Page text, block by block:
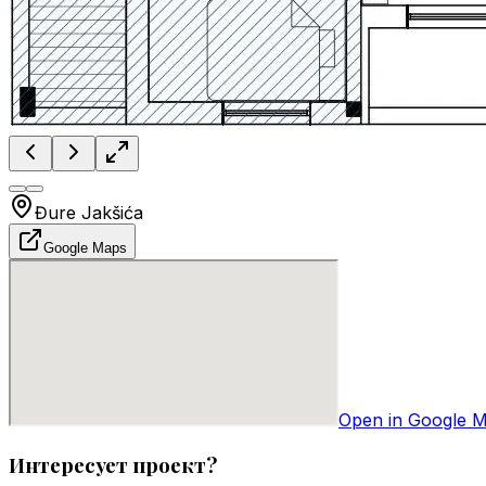
Đure Jakšića
Google Maps
Open in Google
Интересует проект?